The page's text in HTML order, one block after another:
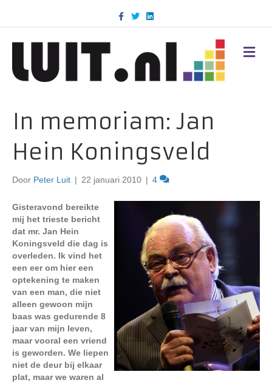
c
k
T
w
i
n
d
M
E
In memoriam: Jan
Hein Koningsveld
Door Peter Luit | 22 januari 2010 | 4
Gisteravond bereikte
mij het trieste bericht
dat mr. Jan Hein
Koningsveld die dag is
overleden. Ik vind het
een eer om hier een
optekening te maken
van een man, die niet
alleen gewoon mijn
baas was gedurende 8
jaar van mijn leven,
maar vooral een vriend
is geworden. We liepen
niet de deur bij elkaar
plat, maar we waren al